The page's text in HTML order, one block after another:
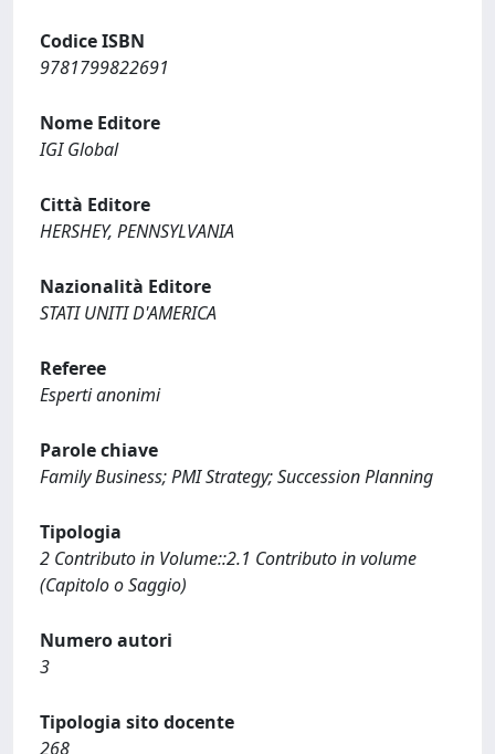
Codice ISBN
9781799822691
Nome Editore
IGI Global
Città Editore
HERSHEY, PENNSYLVANIA
Nazionalità Editore
STATI UNITI D'AMERICA
Referee
Esperti anonimi
Parole chiave
Family Business; PMI Strategy; Succession Planning
Tipologia
2 Contributo in Volume::2.1 Contributo in volume
(Capitolo o Saggio)
Numero autori
3
Tipologia sito docente
268